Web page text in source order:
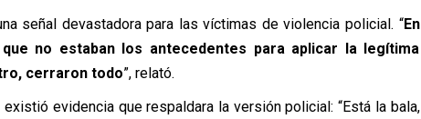
señal devastadora para las víctimas de violencia policial. “En
no estaban los antecedentes para aplicar la legítima
cerraron todo”, relató.
existió evidencia que respaldara la versión policial:“Está la bala,